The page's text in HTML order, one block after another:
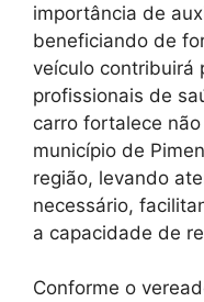
importância de
beneficiando de
veículo contribuirá
profissionais de
carro fortalece
município de
região, levando
necessário,
a capacidade de
Conforme o